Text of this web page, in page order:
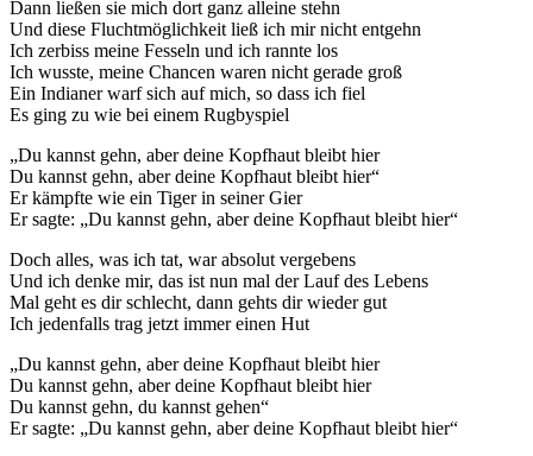
Dann ließen sie mich dort ganz alleine stehn
Und diese Fluchtmöglichkeit ließ ich mir nicht entgehn
Ich zerbiss meine Fesseln und ich rannte los
Ich wusste, meine Chancen waren nicht gerade groß
Ein Indianer warf sich auf mich, so dass ich fiel
Es ging zu wie bei einem Rugbyspiel
„Du kannst gehn, aber deine Kopfhaut bleibt hier
Du kannst gehn, aber deine Kopfhaut bleibt hier“
Er kämpfte wie ein Tiger in seiner Gier
Er sagte: „Du kannst gehn, aber deine Kopfhaut bleibt hier“
Doch alles, was ich tat, war absolut vergebens
Und ich denke mir, das ist nun mal der Lauf des Lebens
Mal geht es dir schlecht, dann gehts dir wieder gut
Ich jedenfalls trag jetzt immer einen Hut
„Du kannst gehn, aber deine Kopfhaut bleibt hier
Du kannst gehn, aber deine Kopfhaut bleibt hier
Du kannst gehn, du kannst gehen“
Er sagte: „Du kannst gehn, aber deine Kopfhaut bleibt hier“